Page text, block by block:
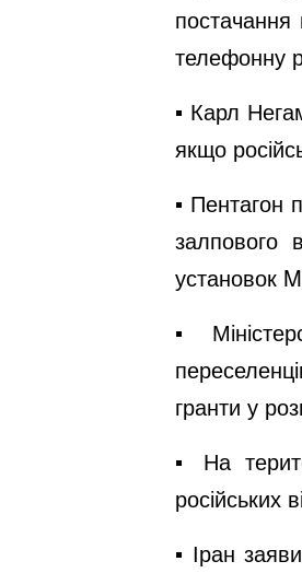
телефонну
▪️ Карл
якщо
▪️ Пентагон
залпового
установок
▪️
гранти у
▪️ На
російських
▪️ Іран